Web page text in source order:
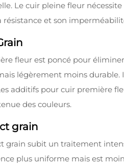
Le cuir pleine fleur
résistance et son
fleur est poncé pour
légèrement moins durable.
additifs pour cuir première
des couleurs.
grain
grain subit un traitement
plus uniforme mais est